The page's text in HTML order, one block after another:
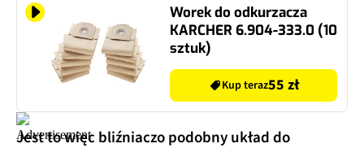
Worek do odkurzacza
KARCHER 6.904-333.0 (10
sztuk)
Kup teraz55 zł
Jest to więc bliźniaczo podobny układ do